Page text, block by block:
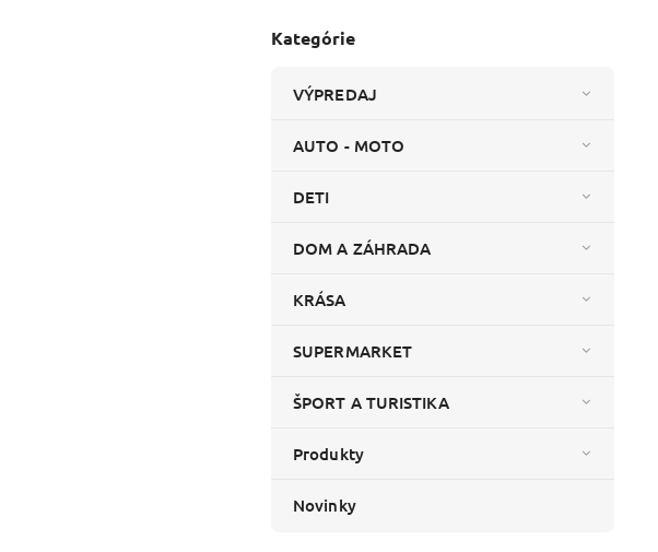
Kategórie
VÝPREDAJ
AUTO - MOTO
DETI
DOM A ZÁHRADA
KRÁSA
SUPERMARKET
ŠPORT A TURISTIKA
Produkty
Novinky